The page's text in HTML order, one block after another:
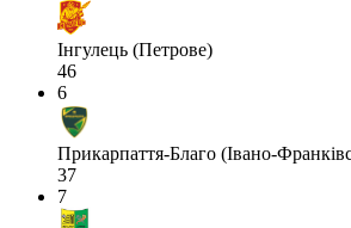
Інгулець (Петрове)
46
6
Прикарпаття-Благо (Івано-
37
7